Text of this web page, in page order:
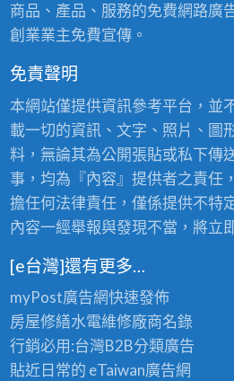
商品、產品、服務的免費網路廣
創業業主免費宣傳。
免責聲明
本網站僅提供資訊參考平台，並
載一切的資訊、文字、照片、圖
料，無論其為公開張貼或私下傳
事，均為『內容』提供者之責任
擔任何法律責任，僅係提供不特
內容一經舉報與發現不當，將立
[e台灣]還有更多…
myPost廣告網快速發佈
房屋修繕水電維修廠商名錄
行銷必用:台灣B2B分類廣告
貼近日常的 eTaiwan廣告網